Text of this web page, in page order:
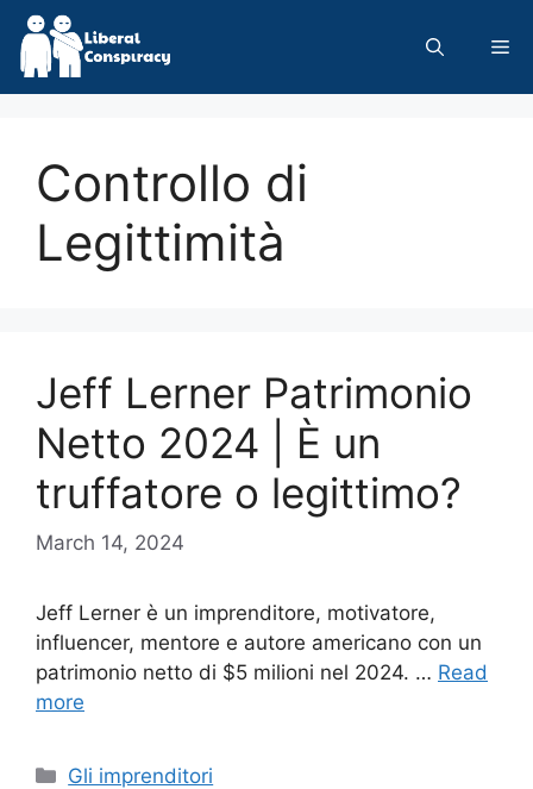
Skip
content
Controllo di
Legittimità
Jeff Lerner Patrimonio
Netto 2024 | È un
truffatore o legittimo?
March 14, 2024
Jeff Lerner è un imprenditore, motivatore,
influencer, mentore e autore americano con un
patrimonio netto di $5 milioni nel 2024. … Read
more
Categories
Gli imprenditori